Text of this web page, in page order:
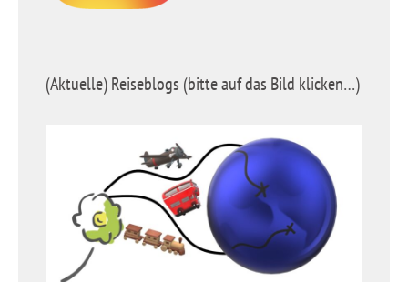
(Aktuelle) Reiseblogs (bitte auf das Bild klicken…)